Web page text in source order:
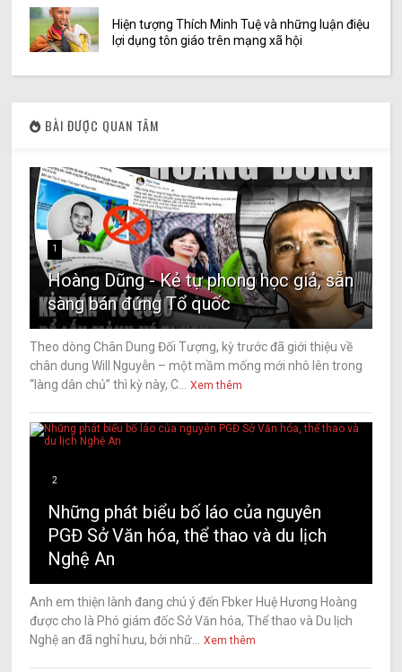
Hiện tượng Thích Minh Tuệ và những luận điệu
lợi dụng tôn giáo trên mạng xã hội
BÀI ĐƯỢC QUAN TÂM
1
Hoàng Dũng - Kẻ tự phong học giả, sẵn
sàng bán đứng Tổ quốc
Theo dòng Chân Dung Đối Tượng, kỳ trước đã giới thiệu về
chân dung Will Nguyễn – một mầm mống mới nhô lên trong
“làng dân chủ” thì kỳ này, C...
Xem thêm
2
Những phát biểu bố láo của nguyên
PGĐ Sở Văn hóa, thể thao và du lịch
Nghệ An
Anh em thiện lành đang chú ý đến Fbker Huệ Hương Hoàng
được cho là Phó giám đốc Sở Văn hóa, Thể thao và Du lịch
Nghệ an đã nghỉ hưu, bởi nhữ...
Xem thêm